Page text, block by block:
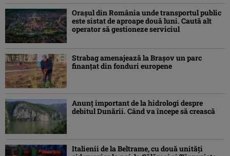
Orașul din România unde transportul public
este sistat de aproape două luni. Caută alt
operator să gestioneze serviciul
Strabag amenajează la Brașov un parc
finanțat din fonduri europene
Anunț important de la hidrologi despre
debitul Dunării. Când va începe să crească
Italienii de la Beltrame, cu două unități